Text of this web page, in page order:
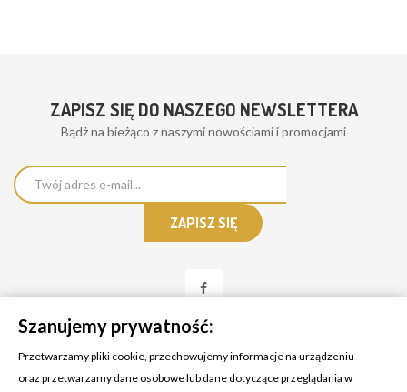
ZAPISZ SIĘ DO NASZEGO NEWSLETTERA
Bądż na bieżąco z naszymi nowościami i promocjami
Szanujemy prywatność:
Przetwarzamy pliki cookie, przechowujemy informacje na urządzeniu
oraz przetwarzamy dane osobowe lub dane dotyczące przeglądania w